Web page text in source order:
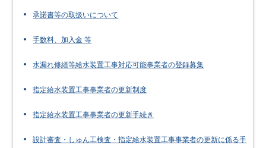
承諾書等の取扱いについて
手数料、加入金 等
水漏れ修繕等給水装置工事対応可能事業者の登録募集
指定給水装置工事事業者の更新制度
指定給水装置工事事業者の更新手続き
設計審査・しゅん工検査・指定給水装置工事事業者の更新に係る手